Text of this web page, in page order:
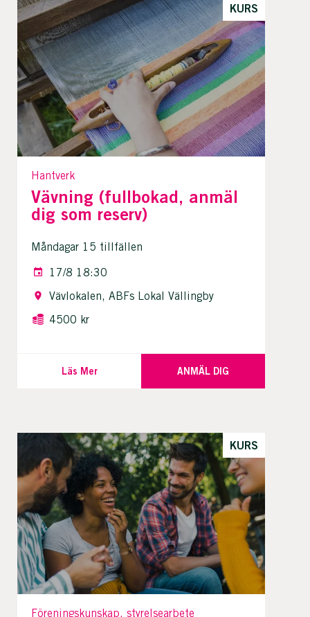
KURS
Hantverk
Vävning (fullbokad, anmäl
dig som reserv)
Måndagar 15 tillfällen
17/8 18:30
Vävlokalen, ABFs Lokal Vällingby
4500 kr
Läs Mer ANMÄL DIG
KURS
Föreningskunskap, styrelsearbete